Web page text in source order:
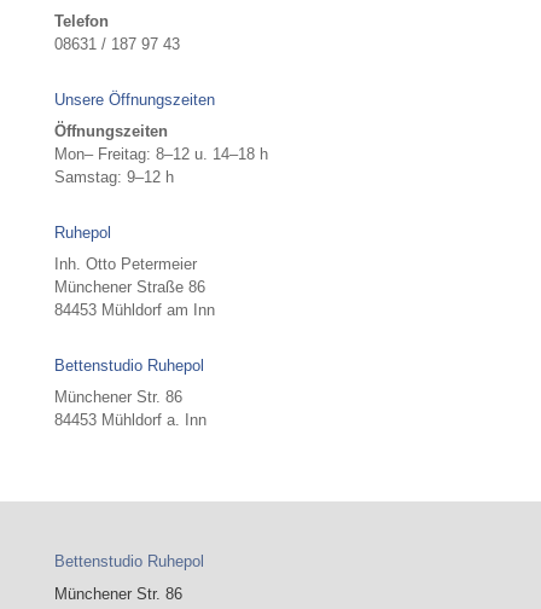
Telefon
08631 / 187 97 43
Unsere Öffnungszeiten
Öffnungszeiten
Mon– Freitag: 8–12 u. 14–18 h
Samstag: 9–12 h
Ruhepol
Inh. Otto Petermeier
Münchener Straße 86
84453 Mühldorf am Inn
Bettenstudio Ruhepol
Münchener Str. 86
84453 Mühldorf a. Inn
Bettenstudio Ruhepol
Münchener Str. 86